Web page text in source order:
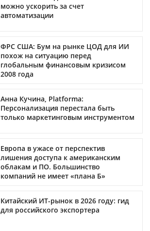
можно ускорить за счет
автоматизации
ФРС США: Бум на рынке ЦОД для ИИ
похож на ситуацию перед
глобальным финансовым кризисом
2008 года
Анна Кучина, Platforma:
Персонализация перестала быть
только маркетинговым инструментом
Европа в ужасе от перспектив
лишения доступа к американским
облакам и ПО. Большинство
компаний не имеет «плана Б»
Китайский ИТ-рынок в 2026 году: гид
для российского экспортера